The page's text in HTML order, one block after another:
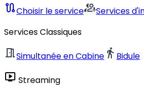
routeChoisir le serviceinterpreter_modeServices
Services Classiques
meeting_roomSimultanée en Cabine directions_walk Bidule
live_tv Streaming